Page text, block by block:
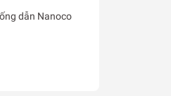
dẫn Nanoco